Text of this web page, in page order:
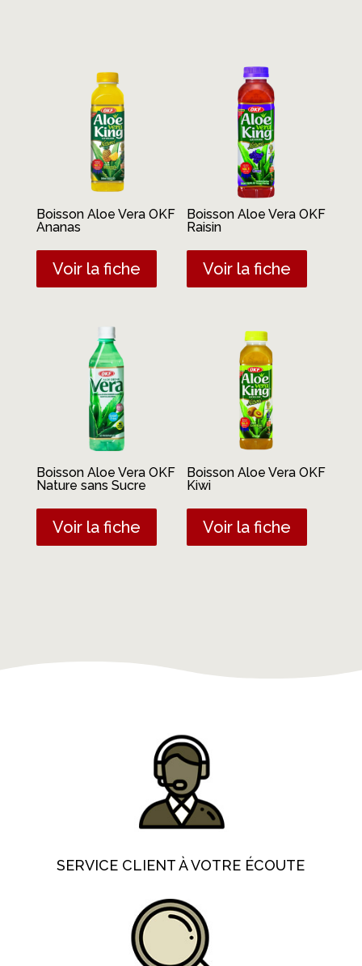
Boisson Aloe Vera OKF
Ananas
Voir la fiche
Boisson Aloe Vera OKF
Raisin
Voir la fiche
Boisson Aloe Vera OKF
Nature sans Sucre
Voir la fiche
Boisson Aloe Vera OKF
Kiwi
Voir la fiche
SERVICE CLIENT À VOTRE ÉCOUTE